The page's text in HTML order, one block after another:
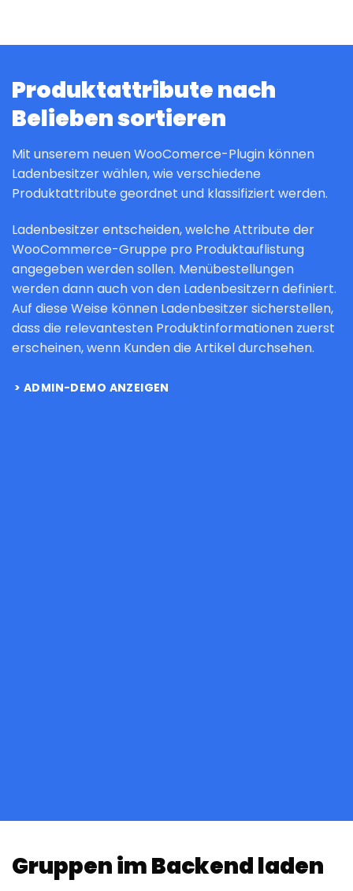
Produktattribute nach
Belieben sortieren
Mit unserem neuen WooComerce-Plugin können
Ladenbesitzer wählen, wie verschiedene
Produktattribute geordnet und klassifiziert werden.
Ladenbesitzer entscheiden, welche Attribute der
WooCommerce-Gruppe pro Produktauflistung
angegeben werden sollen. Menübestellungen
werden dann auch von den Ladenbesitzern definiert.
Auf diese Weise können Ladenbesitzer sicherstellen,
dass die relevantesten Produktinformationen zuerst
erscheinen, wenn Kunden die Artikel durchsehen.
ADMIN-DEMO ANZEIGEN
Gruppen im Backend laden